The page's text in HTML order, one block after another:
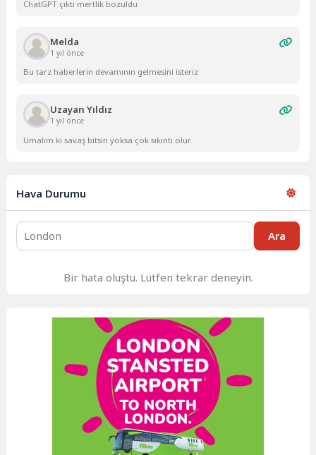
ChatGPT çıktı mertlik bozuldu
Melda
1 yıl önce
Bu tarz haberlerin devamının gelmesini isteriz
Uzayan Yıldız
1 yıl önce
Umalım ki savaş bitsin yoksa çok sıkıntı olur
Hava Durumu
Ara
Bir hata oluştu. Lütfen tekrar deneyin.